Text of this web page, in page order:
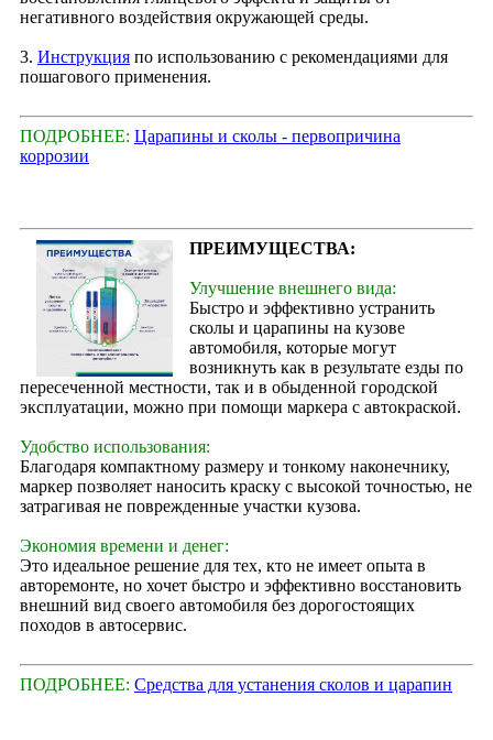
негативного воздействия окружающей среды.
3. Инструкция по использованию с рекомендациями для
пошагового применения.
ПОДРОБНЕЕ: Царапины и сколы - первопричина
коррозии
ПРЕИМУЩЕСТВА:
Улучшение внешнего вида:
Быстро и эффективно устранить
сколы и царапины на кузове
автомобиля, которые могут
возникнуть как в результате езды по
пересеченной местности, так и в обыденной городской
эксплуатации, можно при помощи маркера с автокраской.
Удобство использования:
Благодаря компактному размеру и тонкому наконечнику,
маркер позволяет наносить краску с высокой точностью, не
затрагивая не поврежденные участки кузова.
Экономия времени и денег:
Это идеальное решение для тех, кто не имеет опыта в
авторемонте, но хочет быстро и эффективно восстановить
внешний вид своего автомобиля без дорогостоящих
походов в автосервис.
ПОДРОБНЕЕ: Средства для устанения сколов и царапин